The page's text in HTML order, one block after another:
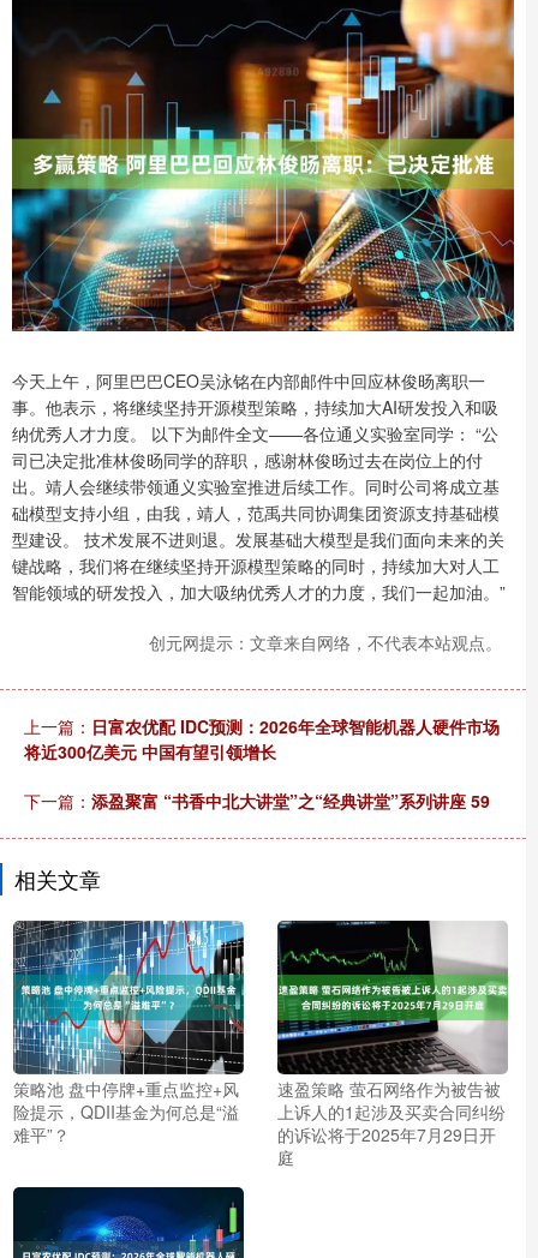
今天上午，阿里巴巴CEO吴泳铭在内部邮件中回应林俊旸离职一
事。他表示，将继续坚持开源模型策略，持续加大AI研发投入和吸
纳优秀人才力度。 以下为邮件全文——各位通义实验室同学： “公
司已决定批准林俊旸同学的辞职，感谢林俊旸过去在岗位上的付
出。靖人会继续带领通义实验室推进后续工作。同时公司将成立基
础模型支持小组，由我，靖人，范禹共同协调集团资源支持基础模
型建设。 技术发展不进则退。发展基础大模型是我们面向未来的关
键战略，我们将在继续坚持开源模型策略的同时，持续加大对人工
智能领域的研发投入，加大吸纳优秀人才的力度，我们一起加油。”
创元网提示：文章来自网络，不代表本站观点。
上一篇： 日富农优配 IDC预测：2026年全球智能机器人硬件市场
将近300亿美元 中国有望引领增长
下一篇： 添盈聚富 “书香中北大讲堂”之“经典讲堂”系列讲座 59
相关文章
策略池 盘中停牌+重点监控+风
险提示，QDII基金为何总是“溢
难平”？
速盈策略 萤石网络作为被告被
上诉人的1起涉及买卖合同纠纷
的诉讼将于2025年7月29日开
庭